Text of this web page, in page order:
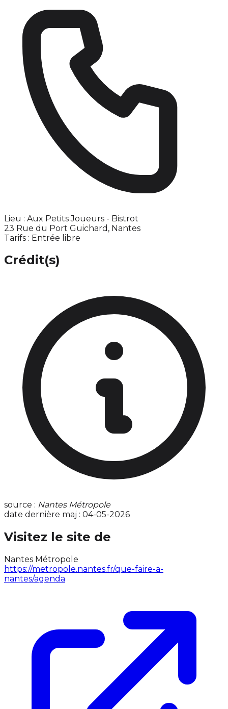
Lieu : Aux Petits Joueurs - Bistrot
23 Rue du Port Guichard, Nantes
Tarifs : Entrée libre
Crédit(s)
source : Nantes Métropole
date dernière maj : 04-05-2026
Visitez le site de
Nantes Métropole
https://metropole.nantes.fr/que-faire-a-
nantes/agenda